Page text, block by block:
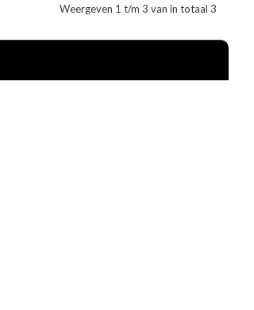
Weergeven 1 t/m 3 van in totaal 3